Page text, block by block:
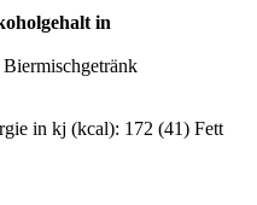
in
Biermischgetränk
in kj (kcal): 172 (41) Fett